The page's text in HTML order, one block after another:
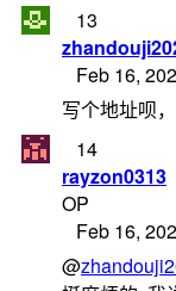
13
Feb 16,
写个地址呗
14
rayzon0313
OP
Feb 16,
@